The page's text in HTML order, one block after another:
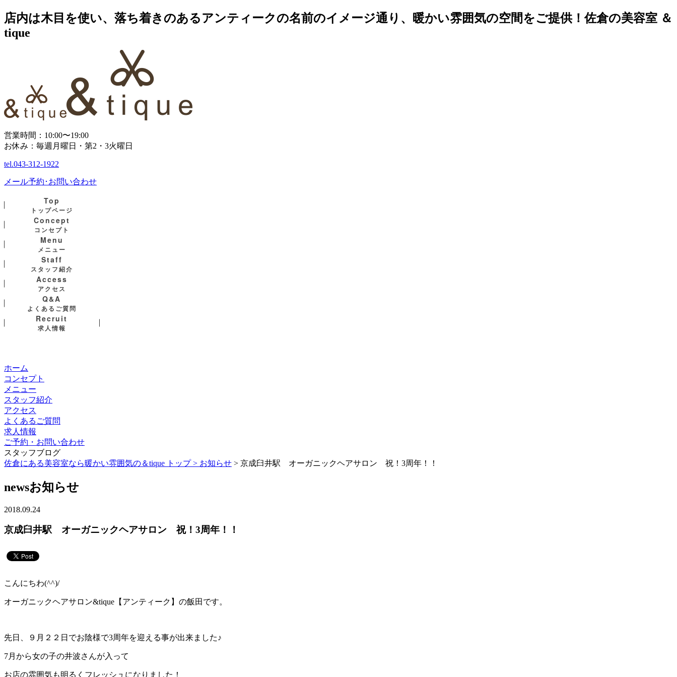
店内は木目を使い、落ち着きのあるアンティークの名前のイメージ通り、暖かい雰囲気の空間をご提供！佐倉の美容室 ＆
tique
営業時間：10:00〜19:00
お休み：毎週月曜日・第2・3火曜日
tel.043-312-1922
メール予約･お問い合わせ
Top
トップページ
Concept
コンセプト
Menu
メニュー
Staff
スタッフ紹介
Access
アクセス
Q&A
よくあるご質問
Recruit
求人情報
ホーム
コンセプト
メニュー
スタッフ紹介
アクセス
よくあるご質問
求人情報
ご予約・お問い合わせ
スタッフブログ
佐倉にある美容室なら暖かい雰囲気の＆tique トップ > お知らせ > 京成臼井駅 オーガニックヘアサロン 祝！3周年！！
newsお知らせ
2018.09.24
京成臼井駅 オーガニックヘアサロン 祝！3周年！！
こんにちわ(^^)/
オーガニックヘアサロン&tique【アンティーク】の飯田です。
先日、９月２２日でお陰様で3周年を迎える事が出来ました♪
7月から女の子の井波さんが入って
お店の雰囲気も明るくフレッシュになりました！